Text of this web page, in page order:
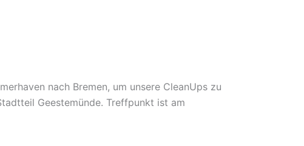
nach Bremen, um unsere CleanUps zu
Geestemünde. Treffpunkt ist am